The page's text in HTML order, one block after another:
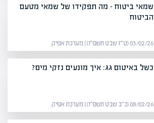
שמאי ביטוח – מה תפקידו של שמאי מטעם
הביטוח
03/02/26 (ט״ז שבט תשפ״ו) | מערכת אפיק
כשל באיטום גג: איך מונעים נזקי מים?
08/02/26 (כ״ב שבט תשפ״ו) | מערכת אפיק